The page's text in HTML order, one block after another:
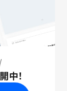
中！